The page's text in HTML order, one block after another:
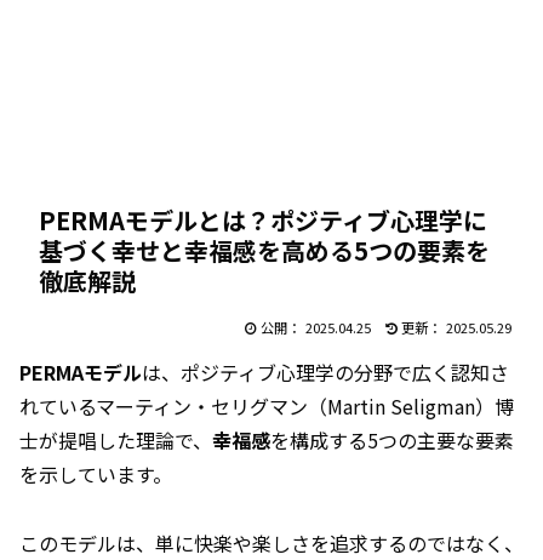
PERMAモデルとは？ポジティブ心理学に
基づく幸せと幸福感を高める5つの要素を
徹底解説
2025.04.25 2025.05.29
PERMAモデルは、ポジティブ心理学の分野で広く認知さ
れているマーティン・セリグマン（Martin Seligman）博
士が提唱した理論で、 幸福感を構成する5つの主要な要素
を示しています。
このモデルは、単に快楽や楽しさを追求するのではなく、